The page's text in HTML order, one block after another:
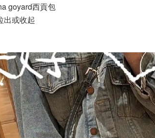
goyard西貢包
出或收起